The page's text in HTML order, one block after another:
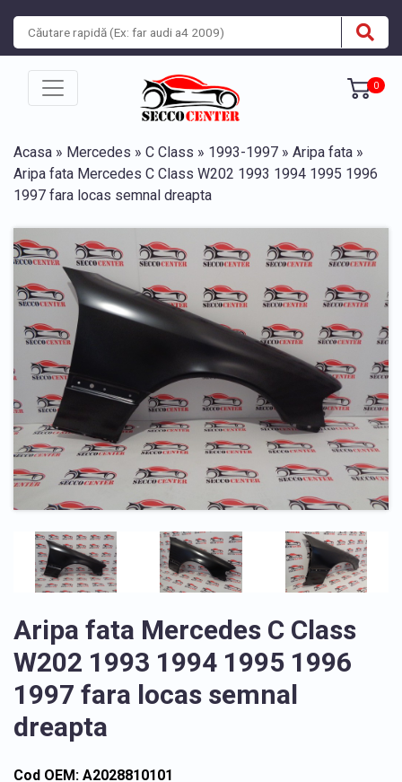
0
Acasa » Mercedes » C Class » 1993-1997 » Aripa fata »
Aripa fata Mercedes C Class W202 1993 1994 1995 1996
1997 fara locas semnal dreapta
Aripa fata Mercedes C Class
W202 1993 1994 1995 1996
1997 fara locas semnal
dreapta
Cod OEM: A2028810101